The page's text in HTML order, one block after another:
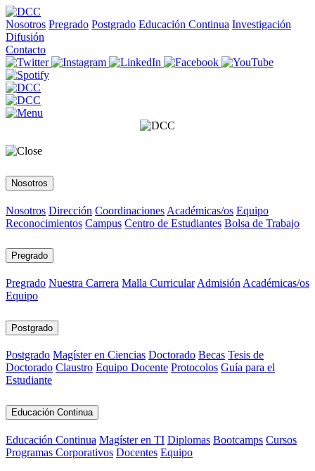
Nosotros Pregrado Postgrado Educación Continua Investigación
Difusión
Contacto
Nosotros
Nosotros Dirección Coordinaciones Académicas/os Equipo
Reconocimientos Campus Centro de Estudiantes Bolsa de Trabajo
Pregrado
Pregrado Nuestra Carrera Malla Curricular Admisión Académicas/os
Equipo
Postgrado
Postgrado Magíster en Ciencias Doctorado Becas Tesis de
Doctorado Claustro Equipo Docente Protocolos Guía para el
Estudiante
Educación Continua
Educación Continua Magíster en TI Diplomas Bootcamps Cursos
Programas Corporativos Docentes Equipo